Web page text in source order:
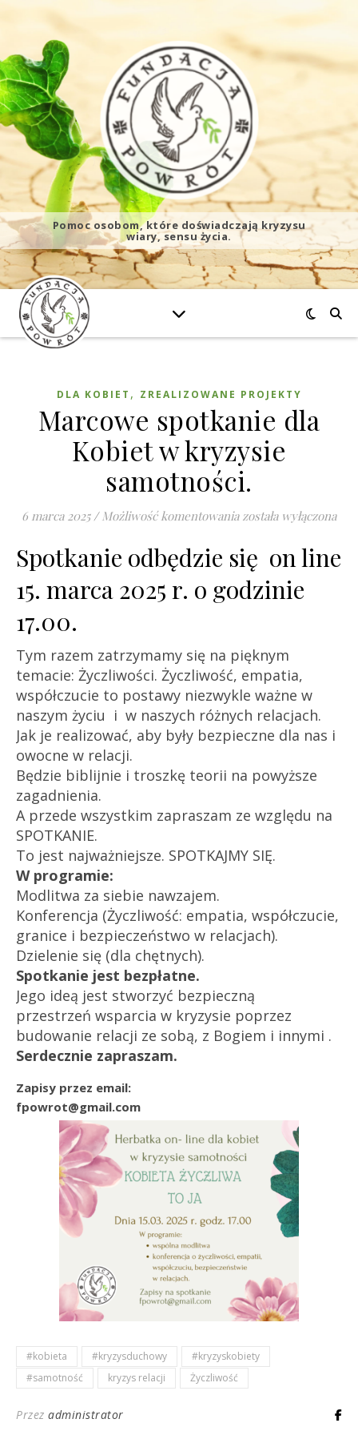
Pomoc osobom, które doświadczają kryzysu
wiary, sensu życia.
DLA KOBIET , ZREALIZOWANE PROJEKTY
Marcowe spotkanie dla
Kobiet w kryzysie
samotności.
6 marca 2025 / Możliwość komentowania Marcowe spotkanie
została wyłączona
Spotkanie odbędzie się on line
15. marca 2025 r. o godzinie
17.00.
Tym razem zatrzymamy się na pięknym
temacie: Życzliwości. Życzliwość, empatia,
współczucie to postawy niezwykle ważne w
naszym życiu i w naszych różnych relacjach.
Jak je realizować, aby były bezpieczne dla nas i
owocne w relacji.
Będzie biblijnie i troszkę teorii na powyższe
zagadnienia.
A przede wszystkim zapraszam ze względu na
SPOTKANIE.
To jest najważniejsze. SPOTKAJMY SIĘ.
W programie:
Modlitwa za siebie nawzajem.
Konferencja (Życzliwość: empatia, współczucie,
granice i bezpieczeństwo w relacjach).
Dzielenie się (dla chętnych).
Spotkanie jest bezpłatne.
Jego ideą jest stworzyć bezpieczną
przestrzeń wsparcia w kryzysie poprzez
budowanie relacji ze sobą, z Bogiem i innymi .
Serdecznie zapraszam.
Zapisy przez email:
fpowrot@gmail.com
#kobieta #kryzysduchowy
#kryzyskobiety
#samotność
kryzys relacji Życzliwość
Przez administrator